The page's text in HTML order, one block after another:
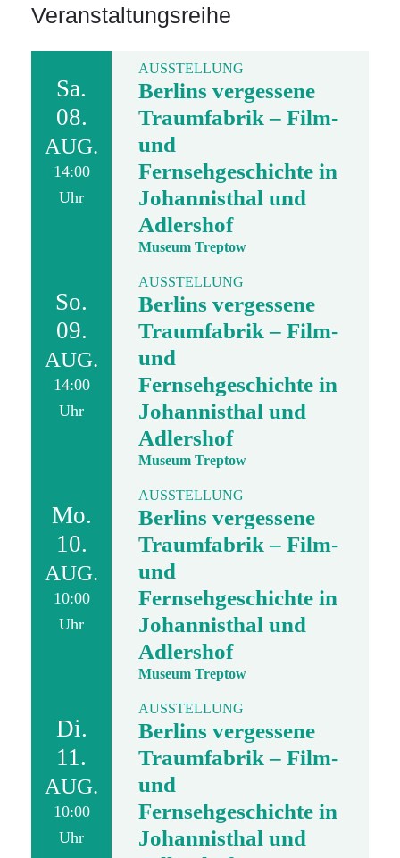
Veranstaltungsreihe
Sa.
08.
AUG.
14:00
Uhr
AUSSTELLUNG
Berlins vergessene
Traumfabrik – Film-
und
Fernsehgeschichte in
Johannisthal und
Adlershof
Museum Treptow
So.
09.
AUG.
14:00
Uhr
AUSSTELLUNG
Berlins vergessene
Traumfabrik – Film-
und
Fernsehgeschichte in
Johannisthal und
Adlershof
Museum Treptow
Mo.
10.
AUG.
10:00
Uhr
AUSSTELLUNG
Berlins vergessene
Traumfabrik – Film-
und
Fernsehgeschichte in
Johannisthal und
Adlershof
Museum Treptow
Di.
11.
AUG.
10:00
Uhr
AUSSTELLUNG
Berlins vergessene
Traumfabrik – Film-
und
Fernsehgeschichte in
Johannisthal und